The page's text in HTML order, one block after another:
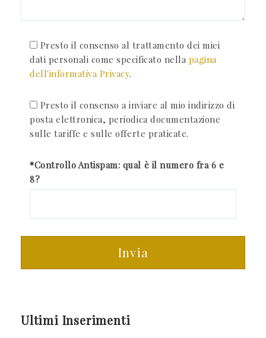
Presto il consenso al trattamento dei miei
dati personali come specificato nella pagina
dell'informativa Privacy.
Presto il consenso a inviare al mio indirizzo di
posta elettronica, periodica documentazione
sulle tariffe e sulle offerte praticate.
*Controllo Antispam: qual è il numero fra 6 e
8?
Invia
Ultimi Inserimenti